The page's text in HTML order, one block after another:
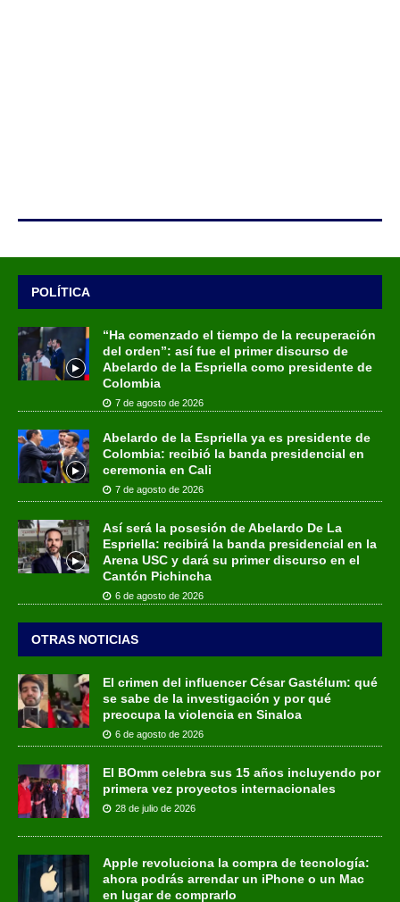
POLÍTICA
“Ha comenzado el tiempo de la recuperación
del orden”: así fue el primer discurso de
Abelardo de la Espriella como presidente de
Colombia
7 de agosto de 2026
Abelardo de la Espriella ya es presidente de
Colombia: recibió la banda presidencial en
ceremonia en Cali
7 de agosto de 2026
Así será la posesión de Abelardo De La
Espriella: recibirá la banda presidencial en la
Arena USC y dará su primer discurso en el
Cantón Pichincha
6 de agosto de 2026
OTRAS NOTICIAS
El crimen del influencer César Gastélum: qué
se sabe de la investigación y por qué
preocupa la violencia en Sinaloa
6 de agosto de 2026
El BOmm celebra sus 15 años incluyendo por
primera vez proyectos internacionales
28 de julio de 2026
Apple revoluciona la compra de tecnología:
ahora podrás arrendar un iPhone o un Mac
en lugar de comprarlo